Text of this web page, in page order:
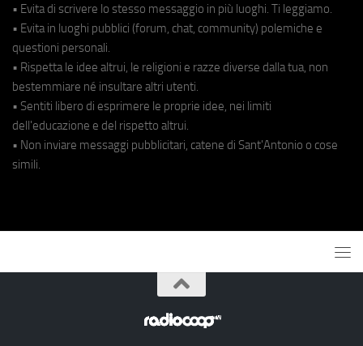
• Evita di scrivere lo stesso messaggio in più luoghi. Ti leggiamo.
• Evita in luoghi pubblici (forum, chat, community) polemiche e
questioni personali.
• Rispetta le idee altrui, le religioni e razze diverse dalla tua, non
bestemmiare né insultare altri utenti.
• Sentiti libero di esprimere le proprie idee, nei limiti
dell'educazione e del rispetto altrui.
• Non inviare messaggi pubblicitari, catene di Sant'Antonio o cose
simili.